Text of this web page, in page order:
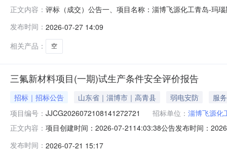
正文内容： 评标（成交）公告一、项目名称：淄博飞源化工青岛-玛
发布时间： 2026-07-27 14:09
相关产品：
空
三氟新材料项目(一期)试生产条件安全评价报告
招标｜招标公告 山东省｜淄博市｜高青县 弱电安防
服务
项目编号： JJCG2026072108141272721 招标单位： 淄博飞源化
正文内容： 项目创建时间：2026-07-2114:03:38公告发布时间：
产条件安全评价报告五、投标人资格要求：1.基本资格要
发布时间： 2026-07-21 15:17